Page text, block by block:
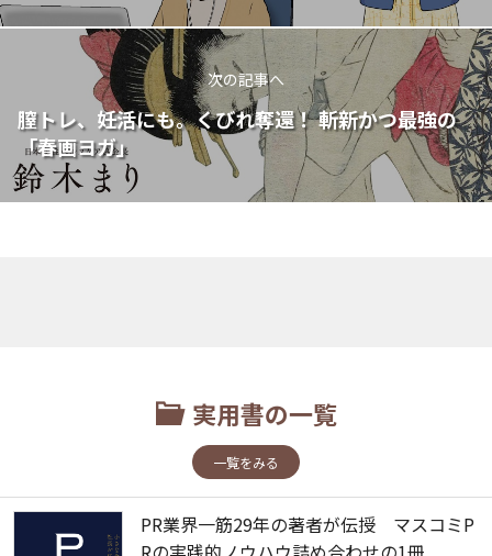
次の記事へ
膣トレ、妊活にも。くびれ奪還！ 斬新かつ最強の
「春画ヨガ」
実用書の一覧
一覧をみる
PR業界一筋29年の著者が伝授 マスコミP